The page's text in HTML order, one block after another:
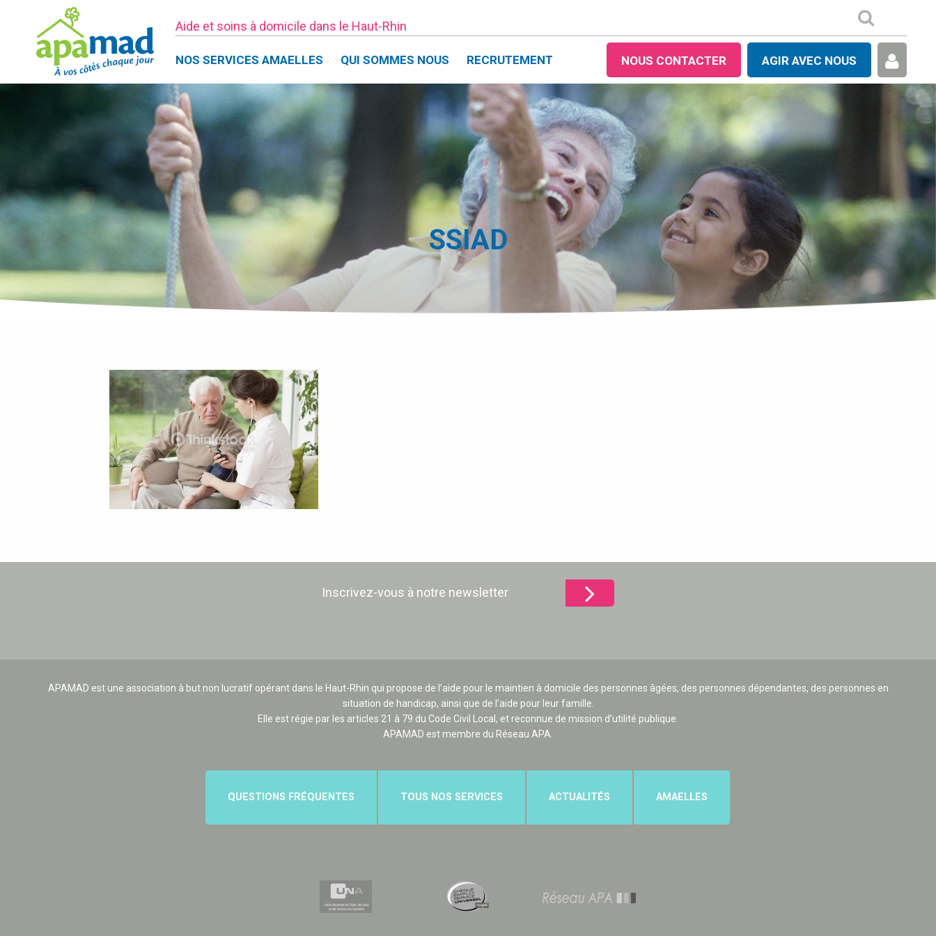
Aide et soins à domicile dans le Haut-Rhin
NOS SERVICES AMAELLES QUI SOMMES NOUS RECRUTEMENT NOUS CONTACTER AGIR AVEC NOUS
SSIAD
Inscrivez-vous à notre newsletter
APAMAD est une association à but non lucratif opérant dans le Haut-Rhin qui propose de l’aide pour le maintien à domicile des personnes âgées, des personnes dépendantes, des personnes en
situation de handicap, ainsi que de l’aide pour leur famille.
Elle est régie par les articles 21 à 79 du Code Civil Local, et reconnue de mission d’utilité publique.
APAMAD est membre du Réseau APA.
QUESTIONS FRÉQUENTES TOUS NOS SERVICES ACTUALITÉS AMAELLES